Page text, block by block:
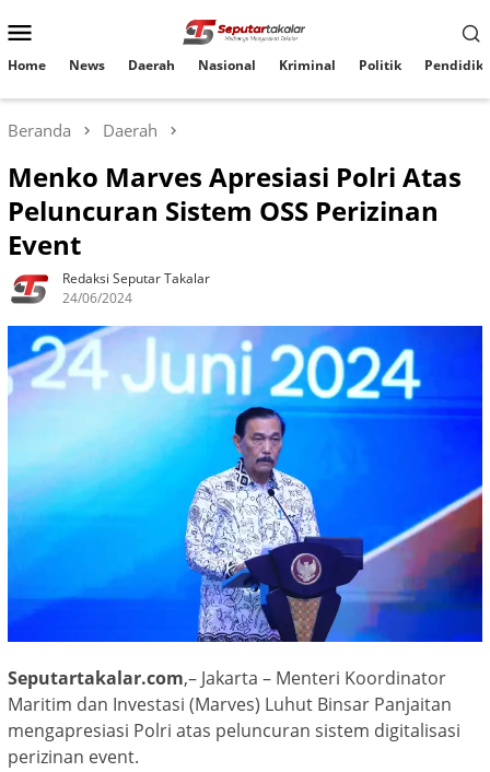
ke
Mobile
Home News Daerah Nasional Kriminal Politik
Beranda Daerah
Menko Marves Apresiasi Polri Atas
Peluncuran Sistem OSS Perizinan
Event
Redaksi Seputar Takalar
24/06/2024
Seputartakalar.com,– Jakarta – Menteri Koordinator
Maritim dan Investasi (Marves) Luhut Binsar Panjaitan
mengapresiasi Polri atas peluncuran sistem digitalisasi
perizinan event.